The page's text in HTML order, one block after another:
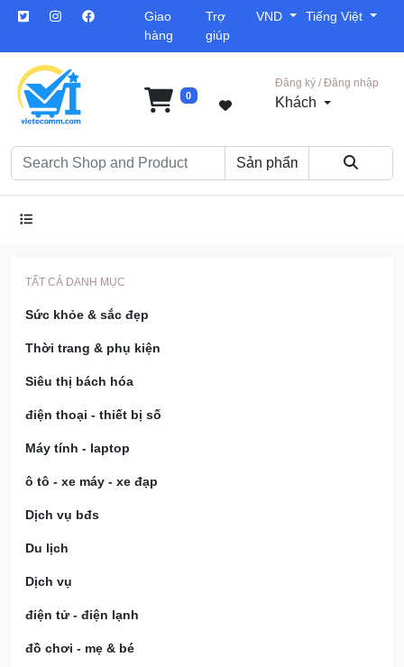
Giao
hàng
Trợ
giúp
VND Tiếng Việt
0
Đăng ký / Đăng nhập
Khách
TẤT CẢ DANH MỤC
Sức khỏe & sắc đẹp
Thời trang & phụ kiện
Siêu thị bách hóa
điện thoại - thiết bị số
Máy tính - laptop
ô tô - xe máy - xe đạp
Dịch vụ bđs
Du lịch
Dịch vụ
điện tử - điện lạnh
đồ chơi - mẹ & bé